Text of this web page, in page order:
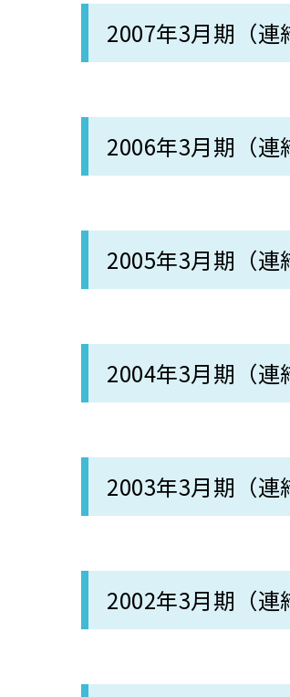
2007年3月期（連
2006年3月期（連
2005年3月期（連
2004年3月期（連
2003年3月期（連
2002年3月期（連